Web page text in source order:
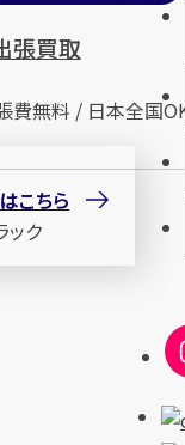
張買取
費無料 / 日本全国OK
こちら